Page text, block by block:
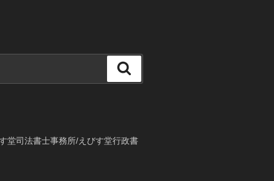
索
堂司法書士事務所/えびす堂行政書